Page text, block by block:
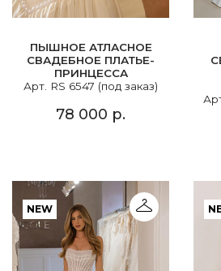
ПЫШНОЕ АТЛАСНОЕ
СВАДЕБНОЕ ПЛАТЬЕ-
ПРИНЦЕССА
Арт. RS 6547 (под заказ)
78 000 р.
NEW